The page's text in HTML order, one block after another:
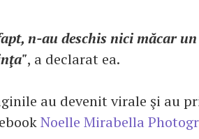
n-au deschis nici măcar
, a declarat ea.
au devenit virale şi au
Noelle Mirabella